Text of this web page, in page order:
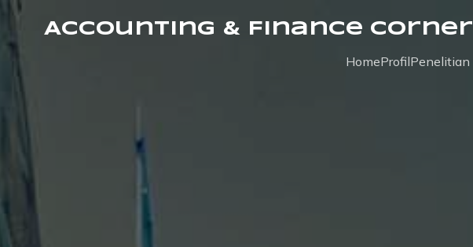
Accounting & Finance Corner
HomeProfilPenelitian